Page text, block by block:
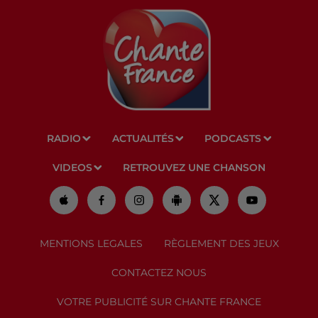
RADIO ACTUALITÉS PODCASTS
VIDEOS RETROUVEZ UNE CHANSON
MENTIONS LEGALES RÈGLEMENT DES JEUX
CONTACTEZ NOUS
VOTRE PUBLICITÉ SUR CHANTE FRANCE